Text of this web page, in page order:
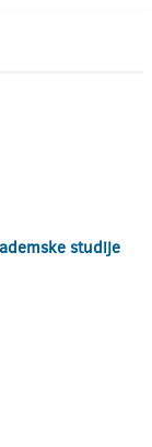
studije